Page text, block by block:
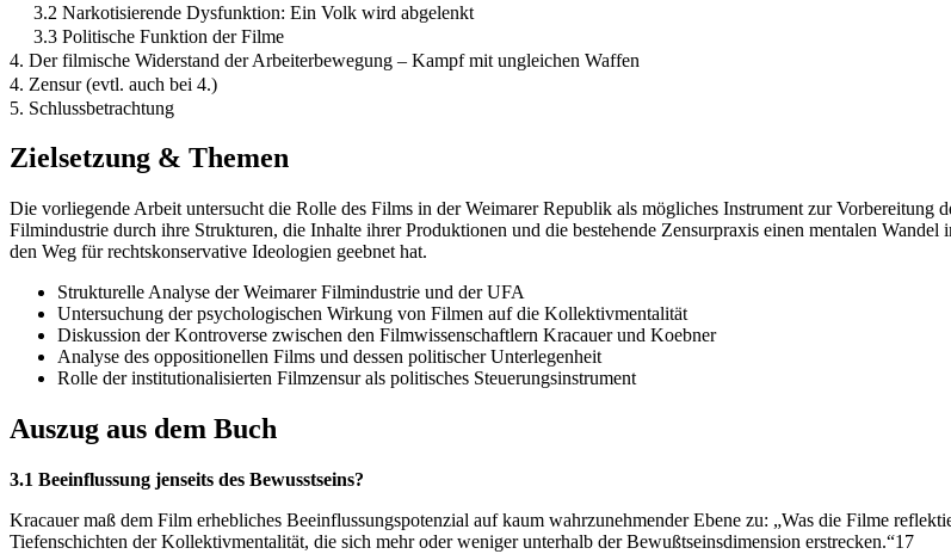
3.2 Narkotisierende Dysfunktion: Ein Volk wird abgelenkt
3.3 Politische Funktion der Filme
4. Der filmische Widerstand der Arbeiterbewegung – Kampf mit ungleichen Waffen
4. Zensur (evtl. auch bei 4.)
5. Schlussbetrachtung
Zielsetzung & Themen
Die vorliegende Arbeit untersucht die Rolle des Films in der Weimarer Republik als mögliches Instrument zur
Filmindustrie durch ihre Strukturen, die Inhalte ihrer Produktionen und die bestehende Zensurpraxis einen mentalen
den Weg für rechtskonservative Ideologien geebnet hat.
Strukturelle Analyse der Weimarer Filmindustrie und der UFA
Untersuchung der psychologischen Wirkung von Filmen auf die Kollektivmentalität
Diskussion der Kontroverse zwischen den Filmwissenschaftlern Kracauer und Koebner
Analyse des oppositionellen Films und dessen politischer Unterlegenheit
Rolle der institutionalisierten Filmzensur als politisches Steuerungsinstrument
Auszug aus dem Buch
3.1 Beeinflussung jenseits des Bewusstseins?
Kracauer maß dem Film erhebliches Beeinflussungspotenzial auf kaum wahrzunehmender Ebene zu: „Was die Filme
Tiefenschichten der Kollektivmentalität, die sich mehr oder weniger unterhalb der Bewußtseinsdimension erstrecken.“17